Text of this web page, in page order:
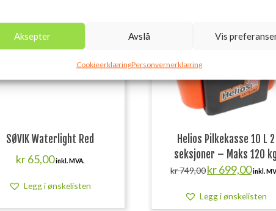
Aksepter Avslå Vis
CookieerklæringPersonvernerklæring
SØVIK Waterlight Red
kr65,00 inkl. MVA.
Legg i ønskelisten
Helios Pilkekasse 10 L 2
seksjoner – Maks 120 kg
kr749,00 Opprinnelig
pris
kr 749,00.
kr699,00
pris
kr
inkl.
Legg i ønskelisten